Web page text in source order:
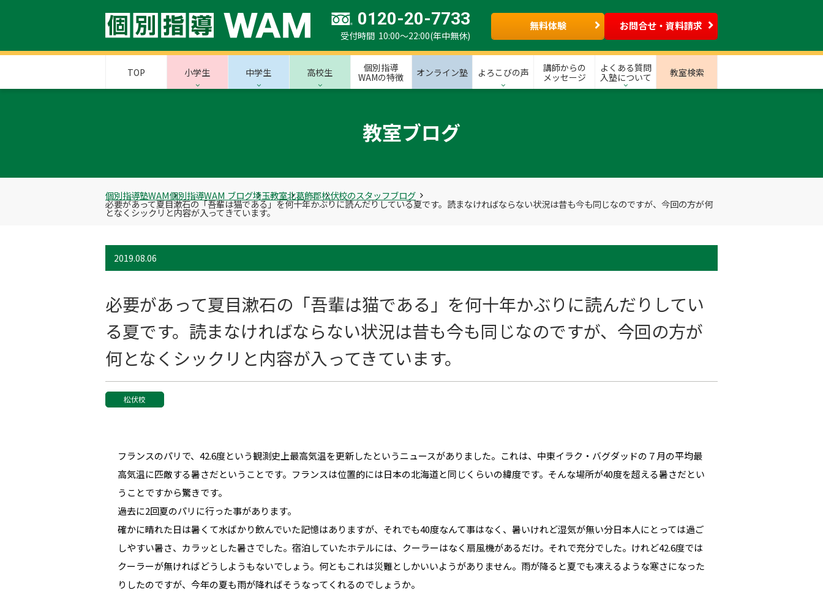
0120-20-7733
受付時間 10:00～22:00(年中無休)
無料体験 お問合せ・資料請求
TOP 小学生 中学生 高校生
個別指導
WAMの特徴
オンライン塾 よろこびの声
講師からの
メッセージ
よくある質問
入塾について
教室検索
教室ブログ
個別指導塾WAM個別指導WAM ブログ埼玉教室北葛飾郡松伏校のスタッフブログ
必要があって夏目漱石の「吾輩は猫である」を何十年かぶりに読んだりしている夏です。読まなければならない状況は昔も今も同じなのですが、今回の方が何
となくシックリと内容が入ってきています。
2019.08.06
必要があって夏目漱石の「吾輩は猫である」を何十年かぶりに読んだりしてい
る夏です。読まなければならない状況は昔も今も同じなのですが、今回の方が
何となくシックリと内容が入ってきています。
松伏校
フランスのパリで、42.6度という観測史上最高気温を更新したというニュースがありました。これは、中東イラク・バグダッドの７月の平均最
高気温に匹敵する暑さだということです。フランスは位置的には日本の北海道と同じくらいの緯度です。そんな場所が40度を超える暑さだとい
うことですから驚きです。
過去に2回夏のパリに行った事があります。
確かに晴れた日は暑くて水ばかり飲んでいた記憶はありますが、それでも40度なんて事はなく、暑いけれど湿気が無い分日本人にとっては過ご
しやすい暑さ、カラッとした暑さでした。宿泊していたホテルには、クーラーはなく扇風機があるだけ。それで充分でした。けれど42.6度では
クーラーが無ければどうしようもないでしょう。何ともこれは災難としかいいようがありません。雨が降ると夏でも凍えるような寒さになった
りしたのですが、今年の夏も雨が降ればそうなってくれるのでしょうか。